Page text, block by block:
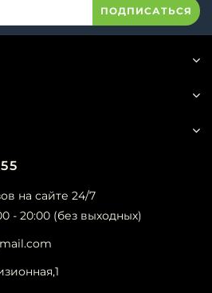
ПОДПИСАТЬСЯ
на сайте 24/7
- 20:00 (без выходных)